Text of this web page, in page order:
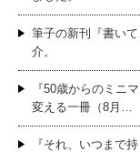
筆子の新刊『書い
介。
『50歳からのミニ
変える一冊（8月…
『それ、いつまで